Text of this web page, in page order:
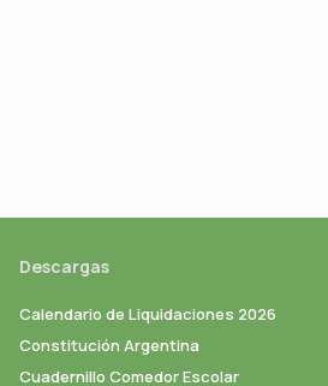
Descargas
Calendario de Liquidaciones 2026
Constitución Argentina
Cuadernillo Comedor Escolar